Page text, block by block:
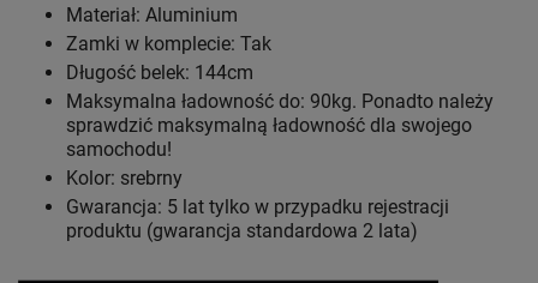
Materiał: Aluminium
Zamki w komplecie: Tak
Długość belek: 144cm
Maksymalna ładowność do: 90kg. Ponadto należy
sprawdzić maksymalną ładowność dla swojego
samochodu!
Kolor: srebrny
Gwarancja: 5 lat tylko w przypadku rejestracji
produktu (gwarancja standardowa 2 lata)